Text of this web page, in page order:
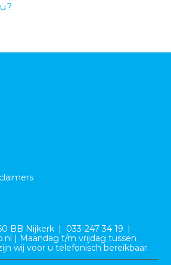
BB Nijkerk
033-247 34 19
| Maandag t/m vrijdag tussen
wij voor u telefonisch bereikbaar.